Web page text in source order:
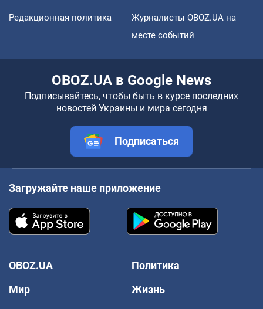
Редакционная политика
Журналисты OBOZ.UA на
месте событий
OBOZ.UA в Google News
Подписывайтесь, чтобы быть в курсе последних
новостей Украины и мира сегодня
Подписаться
Загружайте наше приложение
OBOZ.UA
Политика
Мир
Жизнь